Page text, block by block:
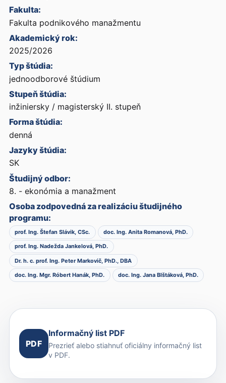
Fakulta:
Fakulta podnikového manažmentu
Akademický rok:
2025/2026
Typ štúdia:
jednoodborové štúdium
Stupeň štúdia:
inžiniersky / magisterský II. stupeň
Forma štúdia:
denná
Jazyky štúdia:
SK
Študijný odbor:
8. - ekonómia a manažment
Osoba zodpovedná za realizáciu študijného
programu:
prof. Ing. Štefan Slávik, CSc. doc. Ing. Anita Romanová, PhD.
prof. Ing. Nadežda Jankelová, PhD.
Dr. h. c. prof. Ing. Peter Markovič, PhD., DBA
doc. Ing. Mgr. Róbert Hanák, PhD. doc. Ing. Jana Blštáková, PhD.
PDF
Informačný list PDF
Prezrieť alebo stiahnuť oficiálny informačný list
v PDF.